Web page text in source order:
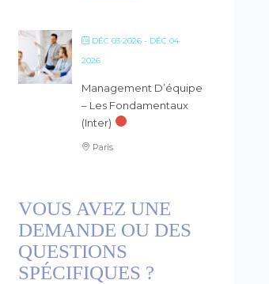
DÉC 03 2026 - DÉC 04
2026
Management D’équipe
– Les Fondamentaux
(inter)
Paris
VOUS AVEZ UNE
DEMANDE OU DES
QUESTIONS
SPÉCIFIQUES ?